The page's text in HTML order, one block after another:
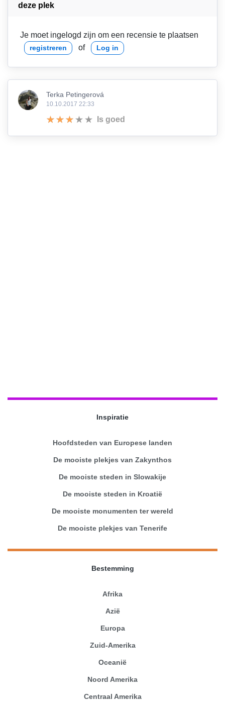
deze plek
Je moet ingelogd zijn om een recensie te plaatsen
registreren of Log in
Terka Petingerová
10.10.2017 22:33
Is goed
Inspiratie
Hoofdsteden van Europese landen
De mooiste plekjes van Zakynthos
De mooiste steden in Slowakije
De mooiste steden in Kroatië
De mooiste monumenten ter wereld
De mooiste plekjes van Tenerife
Bestemming
Afrika
Azië
Europa
Zuid-Amerika
Oceanië
Noord Amerika
Centraal Amerika